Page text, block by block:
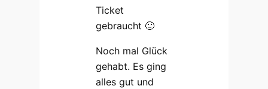
Ticket
gebraucht 🙁
Noch mal Glück
gehabt. Es ging
alles gut und